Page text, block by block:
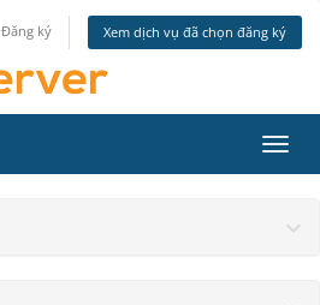
Đăng ký Xem dịch vụ đã chọn đăng ký